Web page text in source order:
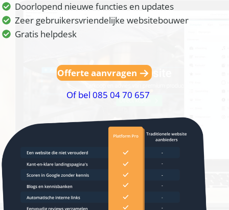
Doorlopend nieuwe functies en updates
Zeer gebruikersvriendelijke websitebouwer
Gratis helpdesk
Offerte aanvragen
Of bel 085 04 70 657